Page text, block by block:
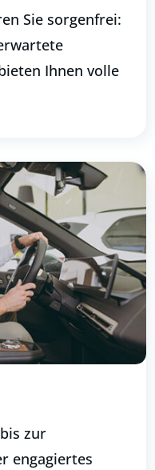
Sie sorgenfrei:
Ihnen volle
zur
engagiertes